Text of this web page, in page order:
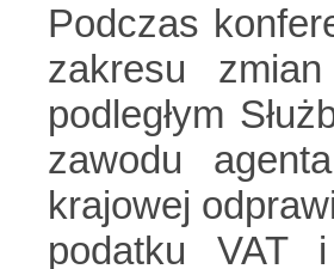
Podczas
zakresu
podległym
zawodu
krajowej
podatku VAT